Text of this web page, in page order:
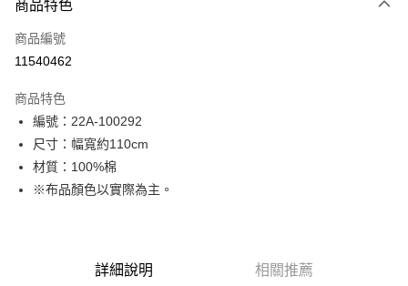
信用卡一次付款
超商取貨付款
Apple Pay
街口支付
Google Pay
【大哥付你分期使用說明】
1.本服務由台灣大哥大提供，台灣大哥大用戶可立即使用無須另外申請。
AFTEE先享後付
商品特色
商品編號
11540462
商品特色
編號：22A-100292
尺寸：幅寬約110cm
材質：100%棉
※布品顏色以實際為主。
詳細說明 相關推薦